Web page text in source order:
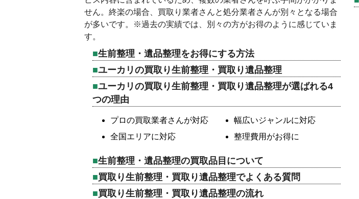
せん。終楽の場合、買取り業者さんと処分業者さんが別々となる場合
が多いです。※過去の実績では、別々の方がお得のように感じていま
す。
生前整理・遺品整理をお得にする方法
ユーカリの買取り生前整理・買取り遺品整理
ユーカリの買取り生前整理・買取り遺品整理が選ばれる4
つの理由
プロの買取業者さんが対応
全国エリアに対応
幅広いジャンルに対応
整理費用がお得に
生前整理・遺品整理の買取品目について
買取り生前整理・買取り遺品整理でよくある質問
買取り生前整理・買取り遺品整理の流れ